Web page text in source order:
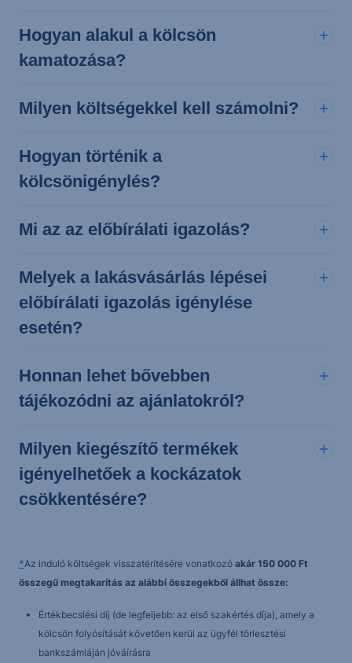
Hogyan alakul a kölcsön
kamatozása?
Milyen költségekkel kell számolni?
Hogyan történik a
kölcsönigénylés?
Mi az az előbírálati igazolás?
Melyek a lakásvásárlás lépései
előbírálati igazolás igénylése
esetén?
Honnan lehet bővebben
tájékozódni az ajánlatokról?
Milyen kiegészítő termékek
igényelhetőek a kockázatok
csökkentésére?
*Az induló költségek visszatérítésére vonatkozó akár 150 000 Ft
összegű megtakarítás az alábbi összegekből állhat össze:
Értékbecslési díj (de legfeljebb: az első szakértés díja), amely a
kölcsön folyósítását követően kerül az ügyfél törlesztési
bankszámláján jóváírásra